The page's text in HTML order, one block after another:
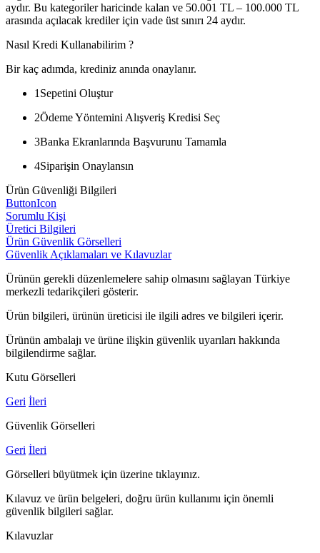
aydır. Bu kategoriler haricinde kalan ve 50.001 TL – 100.000 TL
arasında açılacak krediler için vade üst sınırı 24 aydır.
Nasıl Kredi Kullanabilirim ?
Bir kaç adımda, krediniz anında onaylanır.
1Sepetini Oluştur
2Ödeme Yöntemini Alışveriş Kredisi Seç
3Banka Ekranlarında Başvurunu Tamamla
4Siparişin Onaylansın
Ürün Güvenliği Bilgileri
ButtonIcon
Sorumlu Kişi
Üretici Bilgileri
Ürün Güvenlik Görselleri
Güvenlik Açıklamaları ve Kılavuzlar
Ürünün gerekli düzenlemelere sahip olmasını sağlayan Türkiye
merkezli tedarikçileri gösterir.
Ürün bilgileri, ürünün üreticisi ile ilgili adres ve bilgileri içerir.
Ürünün ambalajı ve ürüne ilişkin güvenlik uyarıları hakkında
bilgilendirme sağlar.
Kutu Görselleri
Geri İleri
Güvenlik Görselleri
Geri İleri
Görselleri büyütmek için üzerine tıklayınız.
Kılavuz ve ürün belgeleri, doğru ürün kullanımı için önemli
güvenlik bilgileri sağlar.
Kılavuzlar